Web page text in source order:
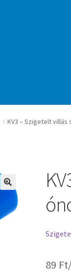
KV3 – Szigetelt
89 Ft